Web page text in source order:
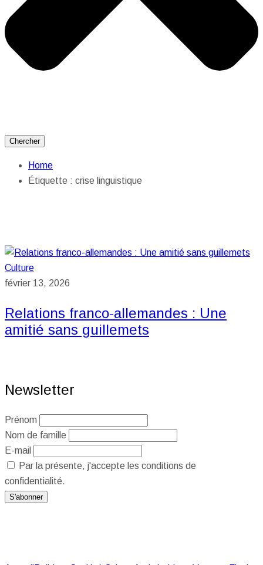
Chercher
Home
Étiquette : crise linguistique
Culture
février 13, 2026
Relations franco-allemandes : Une
amitié sans guillemets
Newsletter
Prénom
Nom de famille
E-mail
Par la présente, j'accepte les conditions de
confidentialité.